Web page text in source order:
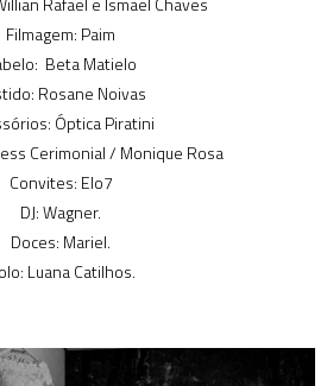
Filmagem: Paim
Beta Matielo
Rosane Noivas
Óptica Piratini
Cerimonial / Monique Rosa
Convites: Elo7
DJ: Wagner.
Doces: Mariel.
Luana Catilhos.